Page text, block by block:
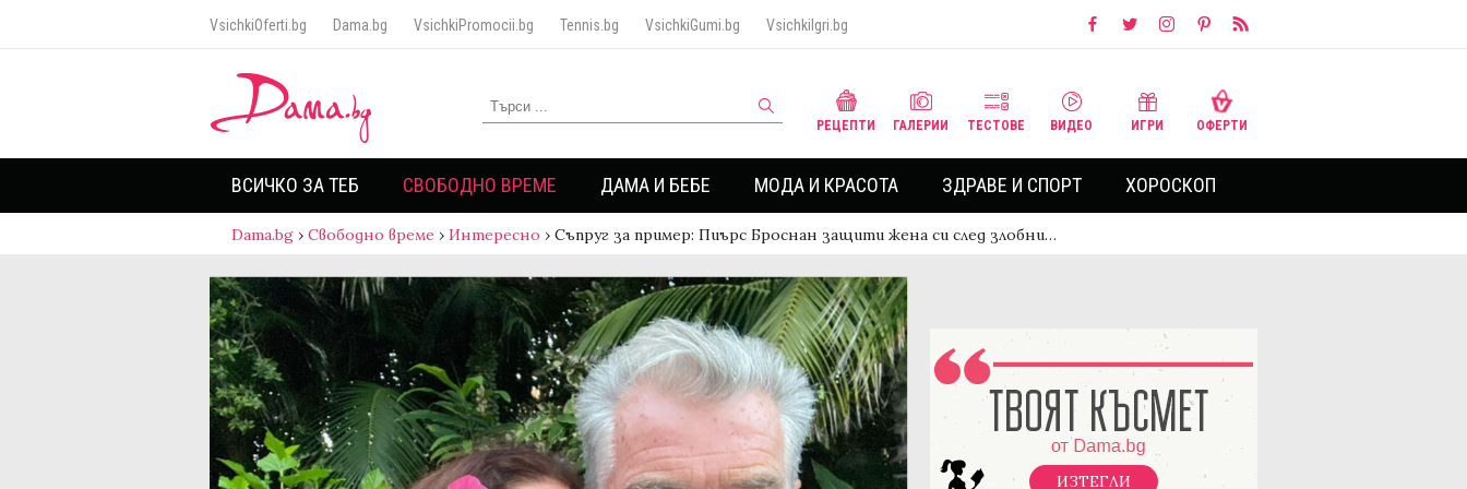
VsichkiOferti.bg Dama.bg VsichkiPromocii.bg Tennis.bg VsichkiGumi.bg VsichkiIgri.bg
РЕЦЕПТИ ГАЛЕРИИ ТЕСТОВЕ ВИДЕО ИГРИ ОФЕРТИ
ВСИЧКО ЗА ТЕБ СВОБОДНО ВРЕМЕ ДАМА И БЕБЕ МОДА И КРАСОТА ЗДРАВЕ И СПОРТ ХОРОСКОП
Dama.bg › Свободно време › Интересно › Съпруг за пример: Пиърс Броснан защити жена си след злобни…
ИЗТЕГЛИ